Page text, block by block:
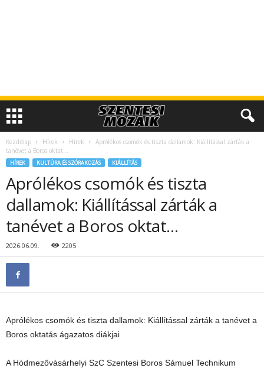
Kezdőlap Hírek Hírek
Aprólékos csomók és tiszta dallamok: Kiállítással zárták a
tanévet a Boros oktat…
HÍREK KULTÚRA ÉS SZÓRAKOZÁS KIÁLLÍTÁS
Aprólékos csomók és tiszta
dallamok: Kiállítással zárták a
tanévet a Boros oktat…
2026.06.09. 2205
Aprólékos csomók és tiszta dallamok: Kiállítással zárták a tanévet a
Boros oktatás ágazatos diákjai
A Hódmezővásárhelyi SzC Szentesi Boros Sámuel Technikum